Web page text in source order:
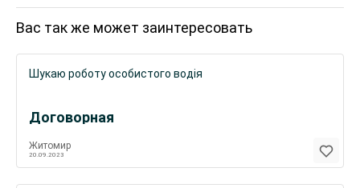
Вас так же может заинтересовать
Договорная
Шукаю роботу особистого водія
Житомир
20.09.2023